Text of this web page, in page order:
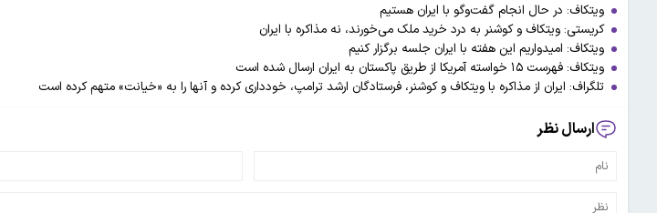
ویتکاف: در حال انجام گفت‌وگو با ایران هستیم
کریستی: ویتکاف و کوشنر به درد خرید ملک می‌خورند، نه مذاکره با ایران
ویتکاف: امیدواریم این هفته با ایران جلسه برگزار کنیم
ویتکاف: فهرست ۱۵ خواسته آمریکا از طریق پاکستان به ایران ارسال شده است
تلگراف: ایران از مذاکره با ویتکاف و کوشنر، فرستادگان ارشد ترامپ، خودداری کرده و آنها را به «خیانت» متهم کرده است
ارسال نظر